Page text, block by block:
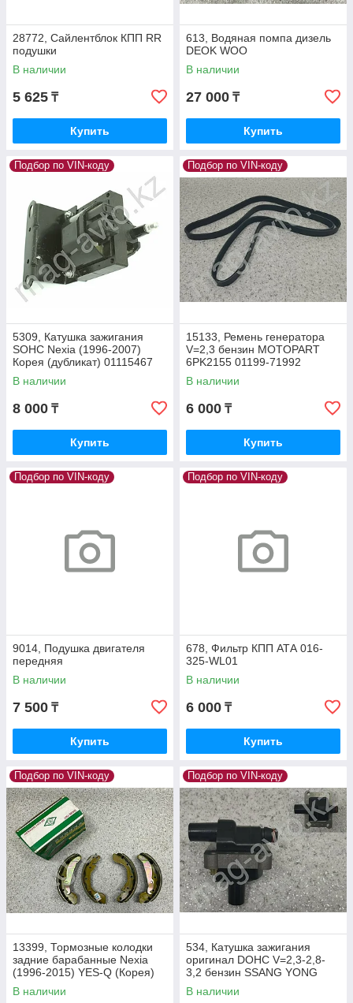
28772, Сайлентблок КПП RR
подушки
В наличии
5 625 ₸
Купить
613, Водяная помпа дизель
DEOK WOO
В наличии
27 000 ₸
Купить
Подбор по VIN-коду
5309, Катушка зажигания
SOHC Nexia (1996-2007)
Корея (дубликат) 01115467
В наличии
8 000 ₸
Купить
Подбор по VIN-коду
15133, Ремень генератора
V=2,3 бензин MOTOPART
6PK2155 01199-71992
В наличии
6 000 ₸
Купить
Подбор по VIN-коду
9014, Подушка двигателя
передняя
В наличии
7 500 ₸
Купить
Подбор по VIN-коду
678, Фильтр КПП АТА 016-
325-WL01
В наличии
6 000 ₸
Купить
Подбор по VIN-коду
13399, Тормозные колодки
задние барабанные Nexia
(1996-2015) YES-Q (Корея)
PS4520065
В наличии
Подбор по VIN-коду
534, Катушка зажигания
оригинал DOHC V=2,3-2,8-
3,2 бензин SSANG YONG
Motors Beijing 02215-06444
В наличии